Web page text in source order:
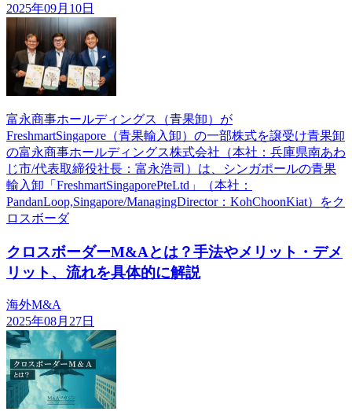
2025年09月10日
富永商事ホールディングス（青果卸）が
FreshmartSingapore（青果輸入卸）の一部株式を譲受け青果卸
の富永商事ホールディングス株式会社（本社：兵庫県南あわ
じ市/代表取締役社長：富永浩司）は、シンガポールの青果
輸入卸「FreshmartSingaporePteLtd」（本社：
PandanLoop,Singapore/ManagingDirector：KohChoonKiat）をク
ロスボーダ
クロスボーダーM&Aとは？手法やメリット・デメ
リット、流れを具体的に解説
海外M&A
2025年08月27日